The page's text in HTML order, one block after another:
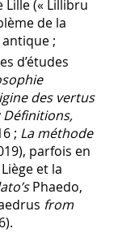
Lille (« Lillibru
de la
;
d’études
des vertus
Définitions,
; La méthode
parfois en
et la
Phaedo,
from